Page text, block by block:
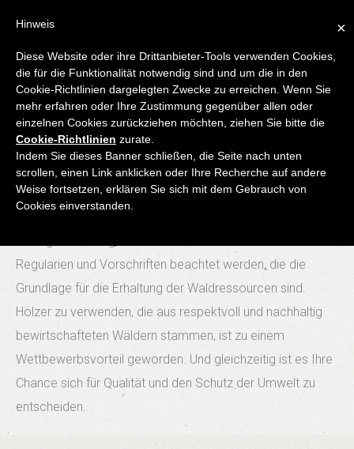
UNSER ZIEL? QUALITÄT ...
IN
WEISE HANDELN!
Neben dem Grundwert der Qualität, ist es unser Ziel nur
Rohstoffe zu verwenden, die im Einklang mit dem Schutz
Regularien und Vorschriften beachtet werden, die die
Grundlage für die Erhaltung der Waldressourcen sind.
Hölzer zu verwenden, die aus respektvoll und nachhaltig
bewirtschafteten Wäldern stammen, ist zu einem
Wettbewerbsvorteil geworden. Und gleichzeitig ist es Ihre
Chance sich für Qualität und den Schutz der Umwelt zu
entscheiden.
×
Hinweis
Diese Website oder ihre Drittanbieter-Tools verwenden Cookies,
die für die Funktionalität notwendig sind und um die in den
Cookie-Richtlinien dargelegten Zwecke zu erreichen. Wenn Sie
mehr erfahren oder Ihre Zustimmung gegenüber allen oder
einzelnen Cookies zurückziehen möchten, ziehen Sie bitte die
Cookie-Richtlinien zurate.
Indem Sie dieses Banner schließen, die Seite nach unten
scrollen, einen Link anklicken oder Ihre Recherche auf andere
Weise fortsetzen, erklären Sie sich mit dem Gebrauch von
Cookies einverstanden.